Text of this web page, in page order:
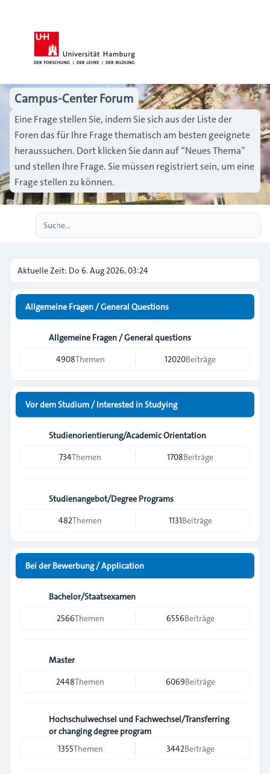
Campus-Center Forum
Eine Frage stellen Sie, indem Sie sich aus der Liste der
Foren das für Ihre Frage thematisch am besten geeignete
heraussuchen. Dort klicken Sie dann auf “Neues Thema”
und stellen Ihre Frage. Sie müssen registriert sein, um eine
Frage stellen zu können.
Aktuelle Zeit: Do 6. Aug 2026, 03:24
Allgemeine Fragen / General Questions
Allgemeine Fragen / General questions
4908Themen 12020Beiträge
Vor dem Studium / Interested in Studying
Studienorientierung/Academic Orientation
734Themen 1708Beiträge
Studienangebot/Degree Programs
482Themen 1131Beiträge
Bei der Bewerbung / Application
Bachelor/Staatsexamen
2566Themen 6556Beiträge
Master
2448Themen 6069Beiträge
Hochschulwechsel und Fachwechsel/Transferring
or changing degree program
1355Themen 3442Beiträge